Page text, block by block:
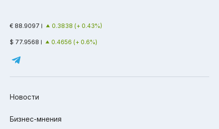
€ 88.9097 0.3838 (+ 0.43%)
$ 77.9568 0.4656 (+ 0.6%)
Новости
Бизнес-мнения